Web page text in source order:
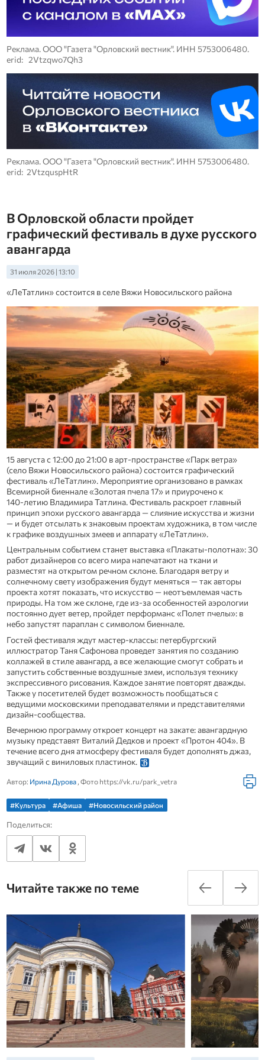
Реклама. ООО "Газета "Орловский вестник". ИНН 5753006480.
erid: 2Vtzqwo7Qh3
Реклама. ООО "Газета "Орловский вестник". ИНН 5753006480.
erid: 2VtzquspHtR
В Орловской области пройдет
графический фестиваль в духе русского
авангарда
31 июля 2026 | 13:10
«ЛеТатлин» состоится в селе Вяжи Новосильского района
15 августа с 12:00 до 21:00 в арт‑пространстве «Парк ветра»
(село Вяжи Новосильского района) состоится графический
фестиваль «ЛеТатлин». Мероприятие организовано в рамках
Всемирной биеннале «Золотая пчела 17» и приурочено к
140‑летию Владимира Татлина. Фестиваль раскроет главный
принцип эпохи русского авангарда — слияние искусства и жизни
— и будет отсылать к знаковым проектам художника, в том числе
к графике воздушных змеев и аппарату «ЛеТатлин».
Центральным событием станет выставка «Плакаты‑полотна»: 30
работ дизайнеров со всего мира напечатают на ткани и
разместят на открытом речном склоне. Благодаря ветру и
солнечному свету изображения будут меняться — так авторы
проекта хотят показать, что искусство — неотъемлемая часть
природы. На том же склоне, где из‑за особенностей аэрологии
постоянно дует ветер, пройдет перформанс «Полет пчелы»: в
небо запустят параплан с символом биеннале.
Гостей фестиваля ждут мастер‑классы: петербургский
иллюстратор Таня Сафонова проведет занятия по созданию
коллажей в стиле авангард, а все желающие смогут собрать и
запустить собственные воздушные змеи, используя технику
экспрессивного рисования. Каждое занятие повторят дважды.
Также у посетителей будет возможность пообщаться с
ведущими московскими преподавателями и представителями
дизайн‑сообщества.
Вечернюю программу откроет концерт на закате: авангардную
музыку представят Виталий Дедков и проект «Протон 404». В
течение всего дня атмосферу фестиваля будет дополнять джаз,
звучащий с виниловых пластинок.
Автор: Ирина Дурова, Фото https://vk.ru/park_vetra
#Культура #Афиша #Новосильский район
Поделиться:
Читайте также по теме